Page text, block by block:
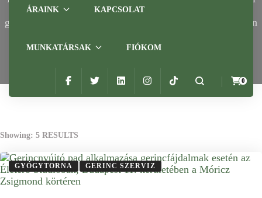
ÁRAINK KAPCSOLAT
MUNKATÁRSAK FIÓKOM
0
csomagok. A csomagok tartalma: gerincnyújtó pad,
gyógymasszázs, fascia kezelés. Egyéni gyógytornára is van
Home Szolgáltatások Gerinc szerviz
Showing: 5 RESULTS
GYÓGYTORNA GERINC SZERVIZ